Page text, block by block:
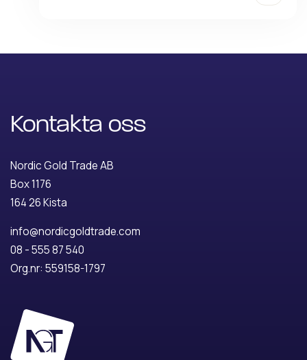
Kontakta oss
Nordic Gold Trade AB
Box 1176
164 26 Kista
info@nordicgoldtrade.com
08 - 555 87 540
Org.nr: 559158-1797